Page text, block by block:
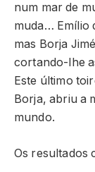
num mar de
muda… Emílio
mas Borja
cortando-lhe
Este último
Borja, abriu a
mundo.
Os resultados